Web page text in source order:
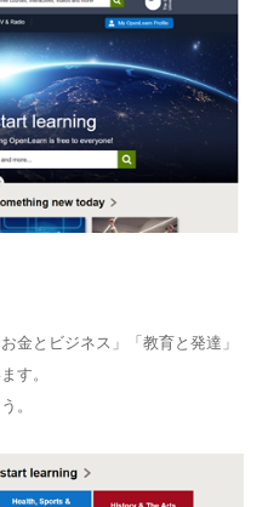
金とビジネス」「教育と発達」
す。
。